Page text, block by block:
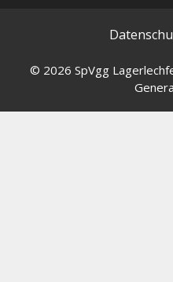
© 2026 SpVgg